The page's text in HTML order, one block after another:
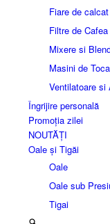
Fiare de
Filtre de Cafea
Mixere si
Masini de
Ventilatoare si
Îngrijire personală
Promoția zilei
NOUTĂȚI
Oale și Tigăi
Oale
Oale sub
Tigai